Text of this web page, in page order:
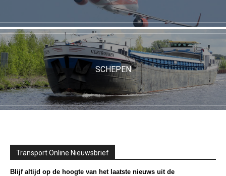
SCHEPEN
Transport Online Nieuwsbrief
Blijf altijd op de hoogte van het laatste nieuws uit de